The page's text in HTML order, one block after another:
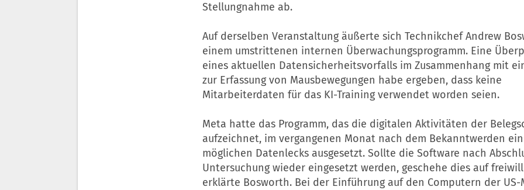
Stellungnahme ab.
Auf derselben Veranstaltung äußerte sich Technikchef Andrew
einem umstrittenen internen Überwachungsprogramm. Eine
eines aktuellen Datensicherheitsvorfalls im Zusammenhang mit
zur Erfassung von Mausbewegungen habe ergeben, dass keine
Mitarbeiterdaten für das KI-Training verwendet worden seien.
Meta hatte das Programm, das die digitalen Aktivitäten der
aufzeichnet, im vergangenen Monat nach dem Bekanntwerden
möglichen Datenlecks ausgesetzt. Sollte die Software nach
Untersuchung wieder eingesetzt werden, geschehe dies auf
erklärte Bosworth. Bei der Einführung auf den Computern der